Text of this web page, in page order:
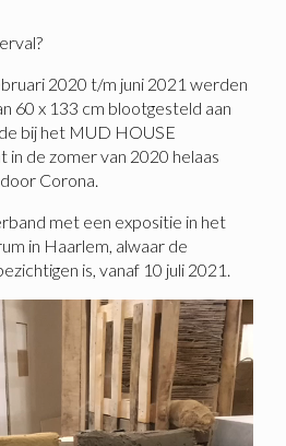
o
2020 t/m juni 2021 werden
60 x 133 cm blootgesteld aan
bij het MUD HOUSE
de zomer van 2020 helaas
Corona.
met een expositie in het
in Haarlem, alwaar de
is, vanaf 10 juli 2021.